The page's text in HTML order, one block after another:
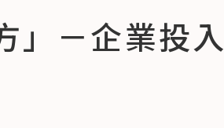
」－企業投入